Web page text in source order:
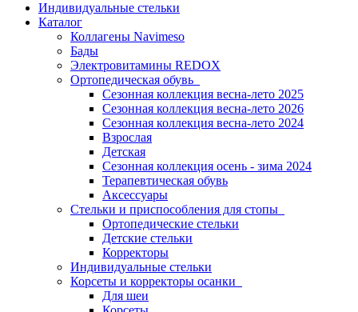
Индивидуальные стельки
Каталог
Коллагены Navimeso
Бады
Электровитамины REDOX
Ортопедическая обувь
Сезонная коллекция весна-лето 2025
Сезонная коллекция весна-лето 2026
Сезонная коллекция весна-лето 2024
Взрослая
Детская
Сезонная коллекция осень - зима 2024
Терапевтическая обувь
Аксессуары
Стельки и приспособления для стопы
Ортопедические стельки
Детские стельки
Корректоры
Индивидуальные стельки
Корсеты и корректоры осанки
Для шеи